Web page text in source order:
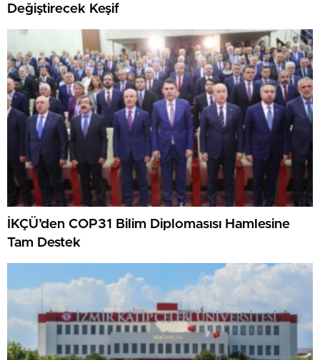
Değiştirecek Keşif
İKÇÜ’den COP31 Bilim Diplomasısı Hamlesine
Tam Destek